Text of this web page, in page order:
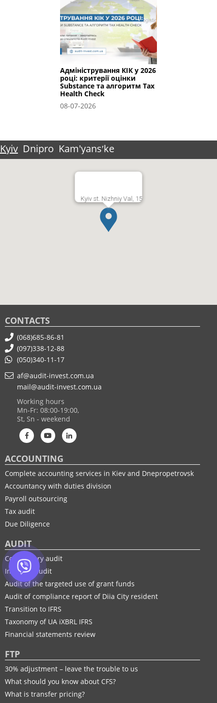
Адміністрування КІК у 2026
році: критерії оцінки
Substance та алгоритм Tax
Health Check
08-07-2026
Kyiv Dnipro Kam'yansʹke
Kyiv st. Nizhniy Val, 15
CONTACTS
(068)685-86-81
(097)338-12-88
(050)340-11-17
af@audit-invest.com.ua
mail@audit-invest.com.ua
Working hours
Mn-Fr: 08:00-19:00,
St, Sn - weekend
ACCOUNTING
Complete accounting services in Kiev and Dnepropetrovsk
Accountancy with duties division
Payroll outsourcing
Tax audit
Due Diligence
AUDIT
Compulsory audit
Initiative audit
Audit of the targeted use of grant funds
Audit of compliance report of Diia City resident
Transition to IFRS
Taxonomy of UA іXBRL IFRS
Financial statements review
FTP
30% adjustment – leave the trouble to us
What should you know about CFS?
What is transfer pricing?